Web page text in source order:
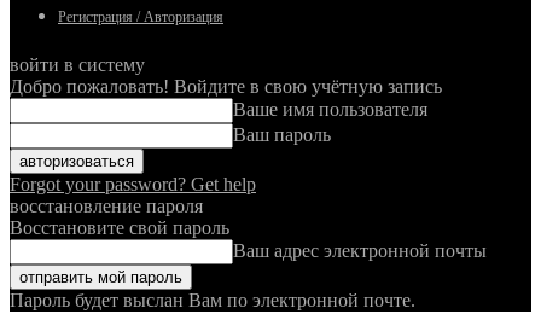
Регистрация / Авторизация
войти в систему
Добро пожаловать! Войдите в свою учётную запись
Ваше имя пользователя
Ваш пароль
Forgot your password? Get help
восстановление пароля
Восстановите свой пароль
Ваш адрес электронной почты
Пароль будет выслан Вам по электронной почте.